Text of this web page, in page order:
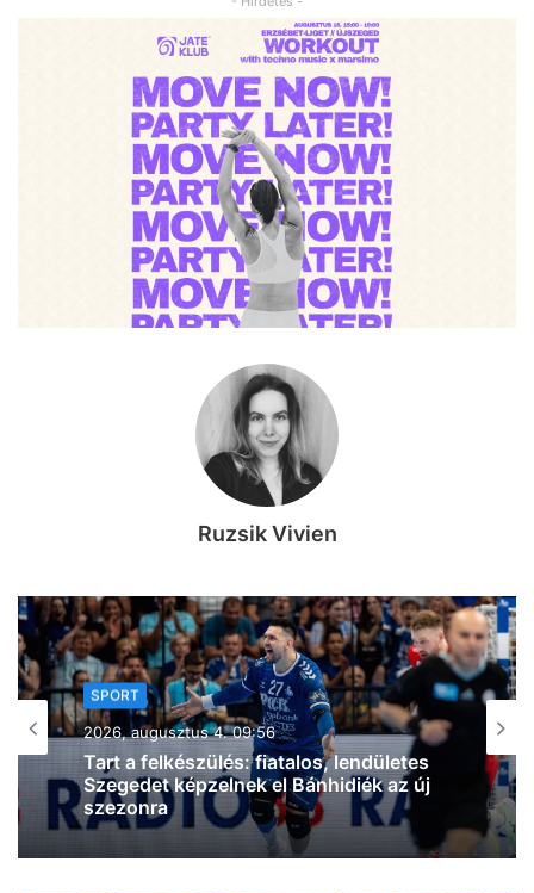
Ruzsik Vivien
SPORT
2026, augusztus 3. 20:16
Szegedi küzdősport-szenzáció: a
világelső BKFC-ben debütál a Sárközi
MMA Team magyar bajnok nagyágyúja